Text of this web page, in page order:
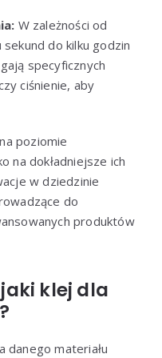
W zależności od
do kilku godzin
specyficznych
ciśnienie, aby
poziomie
na dokładniejsze ich
w dziedzinie
do
produktów
klej dla
danego materiału